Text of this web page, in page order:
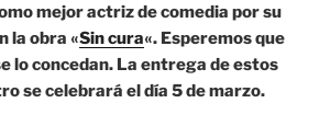
mejor actriz de comedia por su
la obra «Sin cura«. Esperemos que
lo concedan. La entrega de estos
se celebrará el día 5 de marzo.